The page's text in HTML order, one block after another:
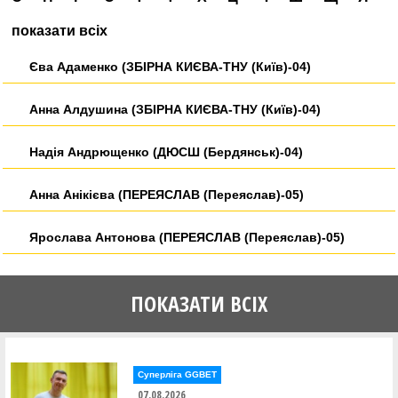
показати всіх
Єва Адаменко (ЗБІРНА КИЄВА-ТНУ (Київ)-04)
Анна Алдушина (ЗБІРНА КИЄВА-ТНУ (Київ)-04)
Надія Андрющенко (ДЮСШ (Бердянськ)-04)
Анна Анікієва (ПЕРЕЯСЛАВ (Переяслав)-05)
Ярослава Антонова (ПЕРЕЯСЛАВ (Переяслав)-05)
Анна Аракчеєва (ХАІ-ЗБІРНА Харківської області
Роксана Арасланкіна (СДЮСШОР №5 (Дніпро)-04)
Альбіна Бабейчик (Збірна Рівненської області (Рівне)-05)
ПОКАЗАТИ ВСІХ
Суперліга GGBET
07.08.2026